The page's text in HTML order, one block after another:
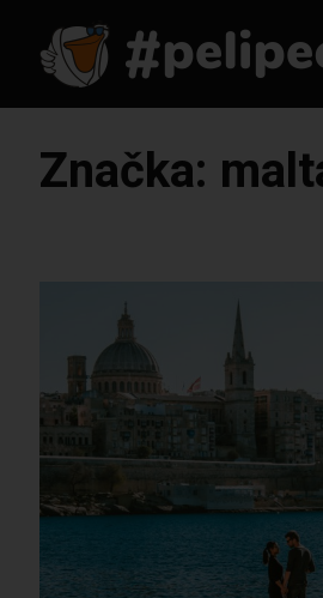
Značka: